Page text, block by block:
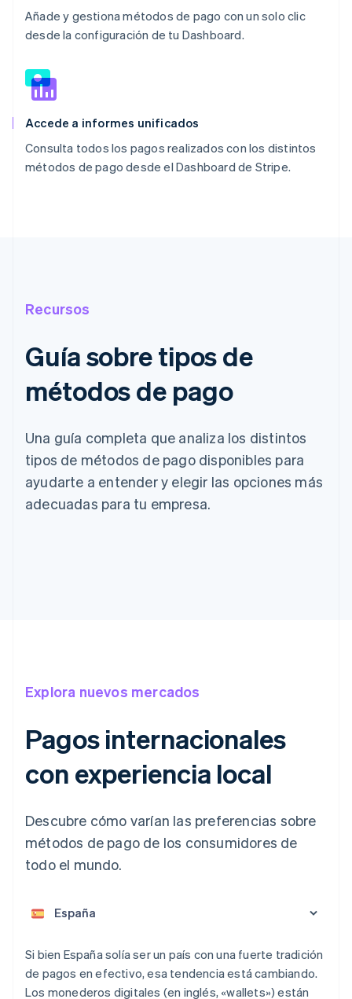
Añade y gestiona métodos de pago con un solo clic
desde la configuración de tu Dashboard.
Accede a informes unificados
Consulta todos los pagos realizados con los distintos
métodos de pago desde el Dashboard de Stripe.
Recursos
Guía sobre tipos de
métodos de pago
Una guía completa que analiza los distintos
tipos de métodos de pago disponibles para
ayudarte a entender y elegir las opciones más
adecuadas para tu empresa.
Explora nuevos mercados
Pagos internacionales
con experiencia local
Descubre cómo varían las preferencias sobre
métodos de pago de los consumidores de
todo el mundo.
Si bien España solía ser un país con una fuerte tradición
de pagos en efectivo, esa tendencia está cambiando.
Los monederos digitales (en inglés, «wallets») están
Alemania
Deutsch English
English
Austria
Deutsch